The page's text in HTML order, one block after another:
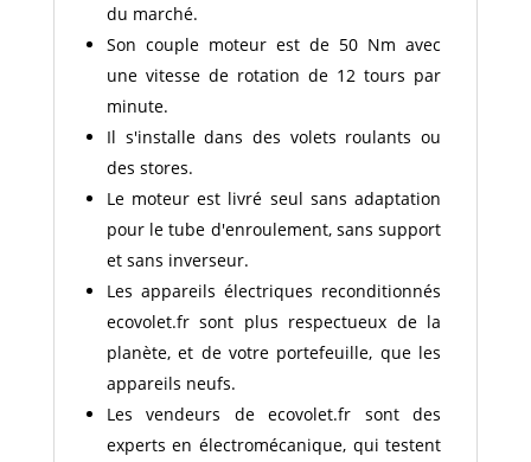
du marché.
Son couple moteur est de 50 Nm avec
une vitesse de rotation de 12 tours par
minute.
Il s'installe dans des volets roulants ou
des stores.
Le moteur est livré seul sans adaptation
pour le tube d'enroulement, sans support
et sans inverseur.
Les appareils électriques reconditionnés
ecovolet.fr sont plus respectueux de la
planète, et de votre portefeuille, que les
appareils neufs.
Les vendeurs de ecovolet.fr sont des
experts en électromécanique, qui testent